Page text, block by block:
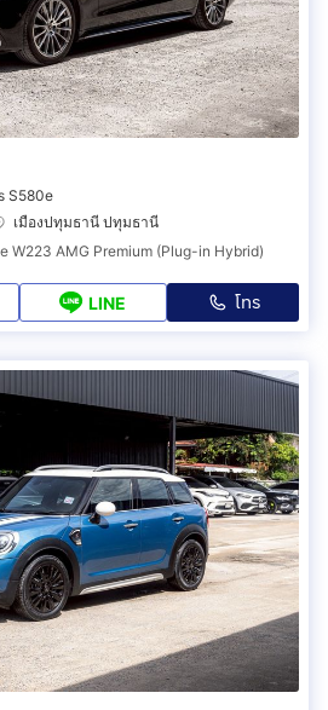
S580e
เมืองปทุมธานี ปทุมธานี
W223 AMG Premium (Plug-in Hybrid)
LINE โทร